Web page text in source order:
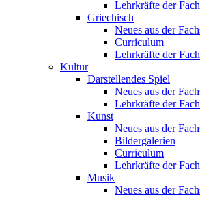
Lehrkräfte der
Griechisch
Neues aus der
Curriculum
Lehrkräfte der
Kultur
Darstellendes Spiel
Neues aus der
Lehrkräfte der
Kunst
Neues aus der
Bildergalerien
Curriculum
Lehrkräfte der
Musik
Neues aus der